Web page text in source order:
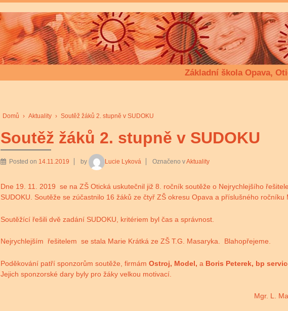
Základní škola Opava,
Domů › Aktuality › Soutěž žáků 2. stupně v SUDOKU
Soutěž žáků 2. stupně v SUDOKU
Posted on 14.11.2019 by Lucie Lyková Označeno vAktuality
Dne 19. 11. 2019 se na ZŠ Otická uskutečnil již 8. ročník soutěže o Nejrychlejšího řešitele
SUDOKU. Soutěže se zúčastnilo 16 žáků ze čtyř ZŠ okresu Opava a příslušného ročníku
Soutěžící řešili dvě zadání SUDOKU, kritériem byl čas a správnost.
Nejrychlejším řešitelem se stala Marie Krátká ze ZŠ T.G. Masaryka. Blahopřejeme.
Poděkování patří sponzorům soutěže, firmám Ostroj, Model,a Boris Peterek, bp
Jejich sponzorské dary byly pro žáky velkou motivací.
Mgr. L.